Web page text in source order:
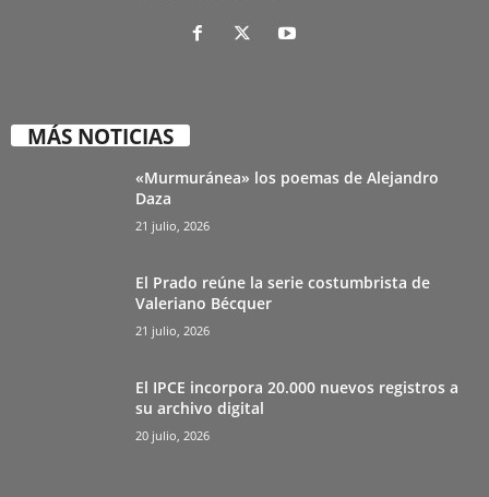
MÁS NOTICIAS
«Murmuránea» los poemas de Alejandro
Daza
21 julio, 2026
El Prado reúne la serie costumbrista de
Valeriano Bécquer
21 julio, 2026
El IPCE incorpora 20.000 nuevos registros a
su archivo digital
20 julio, 2026